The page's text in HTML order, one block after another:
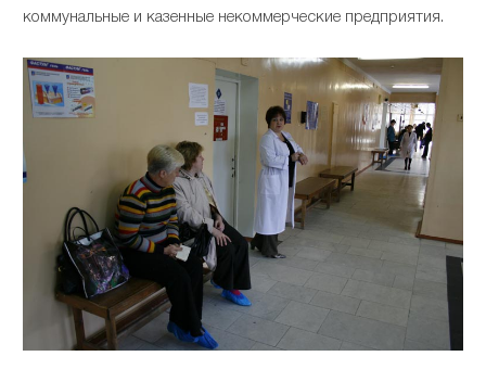
коммунальные и казенные некоммерческие предприятия.